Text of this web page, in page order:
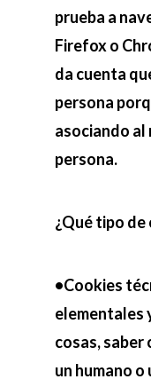
prueba a
Firefox o
da cuenta
persona
asociando al
persona.
¿Qué tipo
•Cookies
elementales
cosas, saber
un humano o